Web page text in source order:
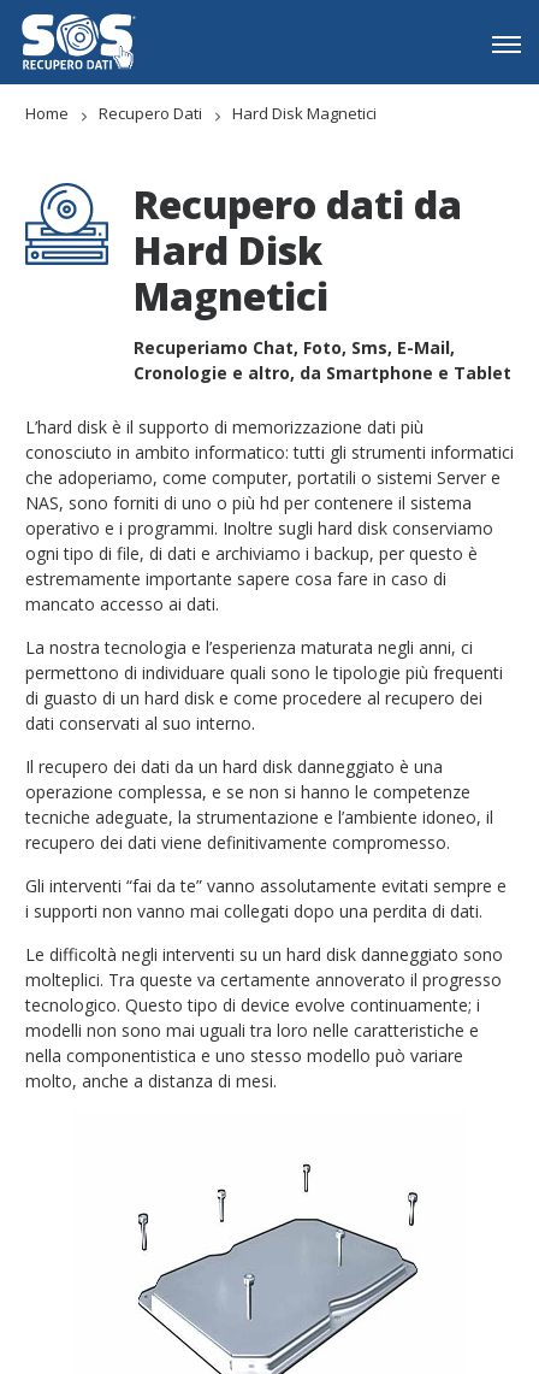
Home Recupero Dati Hard Disk Magnetici
Recupero dati da
Hard Disk
Magnetici
Recuperiamo Chat, Foto, Sms, E-Mail,
Cronologie e altro, da Smartphone e Tablet
L’hard disk è il supporto di memorizzazione dati più
conosciuto in ambito informatico: tutti gli strumenti informatici
che adoperiamo, come computer, portatili o sistemi Server e
NAS, sono forniti di uno o più hd per contenere il sistema
operativo e i programmi. Inoltre sugli hard disk conserviamo
ogni tipo di file, di dati e archiviamo i backup, per questo è
estremamente importante sapere cosa fare in caso di
mancato accesso ai dati.
La nostra tecnologia e l’esperienza maturata negli anni, ci
permettono di individuare quali sono le tipologie più frequenti
di guasto di un hard disk e come procedere al recupero dei
dati conservati al suo interno.
Il recupero dei dati da un hard disk danneggiato è una
operazione complessa, e se non si hanno le competenze
tecniche adeguate, la strumentazione e l’ambiente idoneo, il
recupero dei dati viene definitivamente compromesso.
Gli interventi “fai da te” vanno assolutamente evitati sempre e
i supporti non vanno mai collegati dopo una perdita di dati.
Le difficoltà negli interventi su un hard disk danneggiato sono
molteplici. Tra queste va certamente annoverato il progresso
tecnologico. Questo tipo di device evolve continuamente; i
modelli non sono mai uguali tra loro nelle caratteristiche e
nella componentistica e uno stesso modello può variare
molto, anche a distanza di mesi.